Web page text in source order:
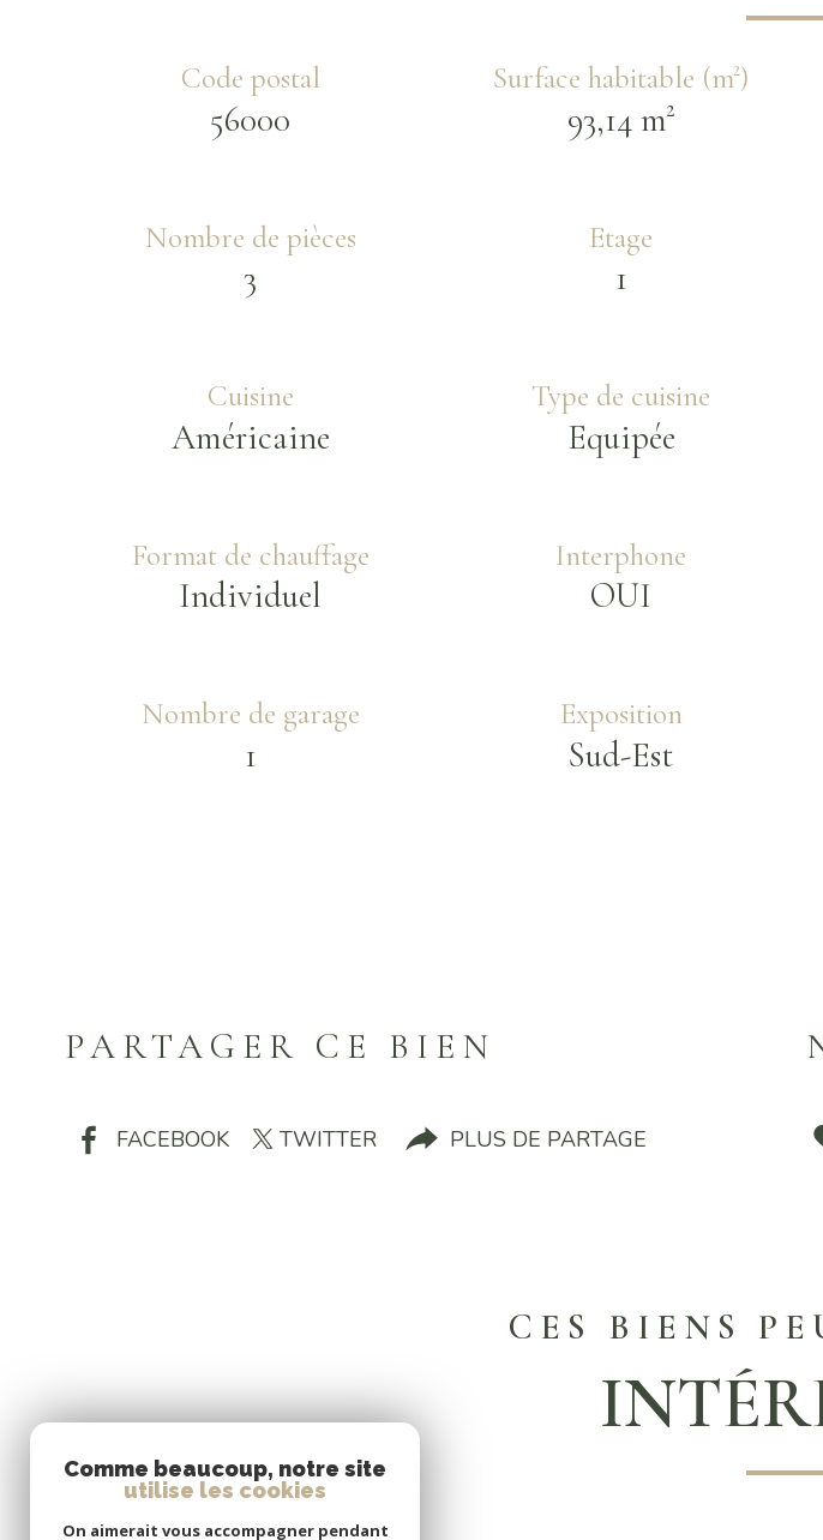
Code postal
56000
Surface habitable (m²)
93,14 m²
Nombre de pièces
3
Etage
1
Cuisine
Américaine
Type de cuisine
Equipée
Format de chauffage
Individuel
Interphone
OUI
Nombre de garage
1
Exposition
Sud-Est
PARTAGER CE BIEN
FACEBOOK TWITTER PLUS DE PARTAGE
CES BIENS
Comme beaucoup, notre site
utilise les cookies
On aimerait vous accompagner pendant